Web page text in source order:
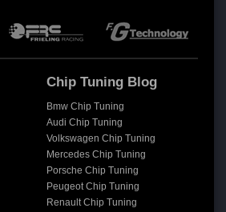
Chip Tuning Blog
Bmw Chip Tuning
Audi Chip Tuning
Volkswagen Chip Tuning
Mercedes Chip Tuning
Porsche Chip Tuning
Peugeot Chip Tuning
Renault Chip Tuning